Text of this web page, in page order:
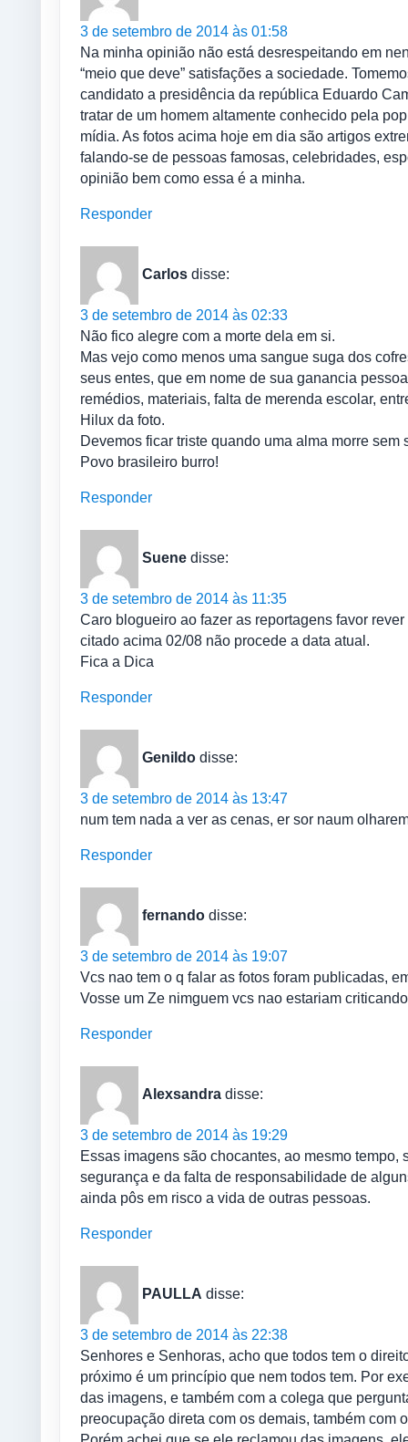
3 de setembro de 2014 às 01:58
Na minha opinião não está desrespeitando em
“meio que deve” satisfações a sociedade.
candidato a presidência da república Eduardo
tratar de um homem altamente conhecido pela
mídia. As fotos acima hoje em dia são artigos
falando-se de pessoas famosas, celebridades,
opinião bem como essa é a minha.
Responder
Carlos disse:
3 de setembro de 2014 às 02:33
Não fico alegre com a morte dela em si.
Mas vejo como menos uma sangue suga dos
seus entes, que em nome de sua ganancia
remédios, materiais, falta de merenda escolar,
Hilux da foto.
Devemos ficar triste quando uma alma morre
Povo brasileiro burro!
Responder
Suene disse:
3 de setembro de 2014 às 11:35
Caro blogueiro ao fazer as reportagens favor
citado acima 02/08 não procede a data atual.
Fica a Dica
Responder
Genildo disse:
3 de setembro de 2014 às 13:47
num tem nada a ver as cenas, er sor naum
Responder
fernando disse:
3 de setembro de 2014 às 19:07
Vcs nao tem o q falar as fotos foram publicadas,
Vosse um Ze nimguem vcs nao estariam
Responder
Alexsandra disse:
3 de setembro de 2014 às 19:29
Essas imagens são chocantes, ao mesmo
segurança e da falta de responsabilidade de
ainda pôs em risco a vida de outras pessoas.
Responder
PAULLA disse:
3 de setembro de 2014 às 22:38
Senhores e Senhoras, acho que todos tem o
próximo é um princípio que nem todos tem. Por
das imagens, e também com a colega que
preocupação direta com os demais, também com